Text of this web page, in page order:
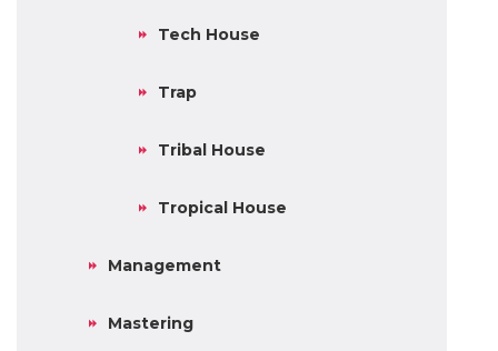
Tech House
Trap
Tribal House
Tropical House
Management
Mastering